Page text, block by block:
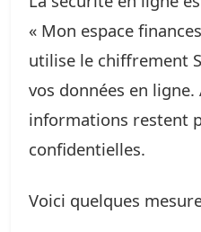
« Mon espace
utilise le chiffrement
vos données en ligne.
informations restent
confidentielles.
Voici quelques